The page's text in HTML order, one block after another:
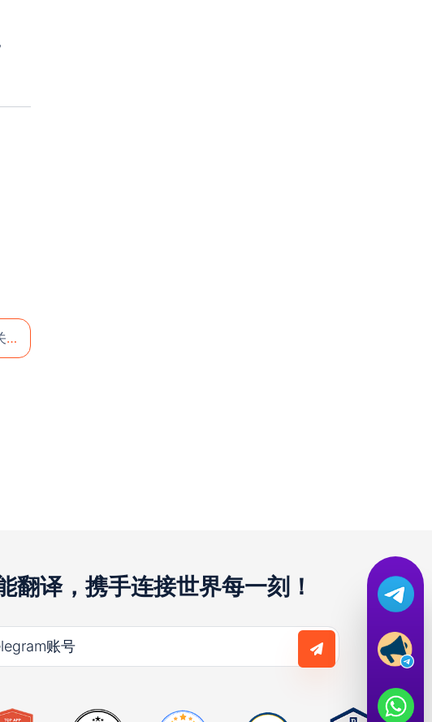
出海翻译软件的浪潮：一段关于WhatsApp翻译的故事
翻译，携手连接世界每一刻！